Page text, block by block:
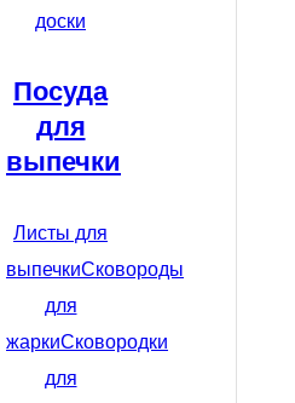
доски
Посуда
для
выпечки
Листы для
выпечкиСковороды
для
жаркиСковородки
для